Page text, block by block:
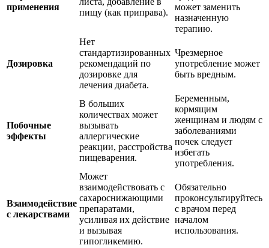
применения
пищу (как приправа).
может заменить
назначенную
терапию.
Дозировка
Нет
стандартизированных
рекомендаций по
дозировке для
лечения диабета.
Чрезмерное
употребление может
быть вредным.
Побочные
эффекты
В больших
количествах может
вызывать
аллергические
реакции, расстройства
пищеварения.
Беременным,
кормящим
женщинам и людям с
заболеваниями
почек следует
избегать
употребления.
Взаимодействие
с лекарствами
Может
взаимодействовать с
сахароснижающими
препаратами,
усиливая их действие
и вызывая
гипогликемию.
Обязательно
проконсультируйтесь
с врачом перед
началом
использования.